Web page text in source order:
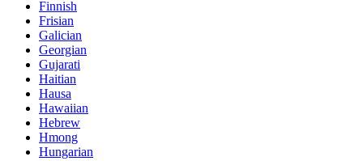
Finnish
Frisian
Galician
Georgian
Gujarati
Haitian
Hausa
Hawaiian
Hebrew
Hmong
Hungarian